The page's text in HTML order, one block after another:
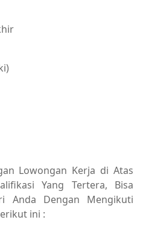
Lowongan Kerja di Atas
Yang Tertera, Bisa
Anda Dengan Mengikuti
ini :